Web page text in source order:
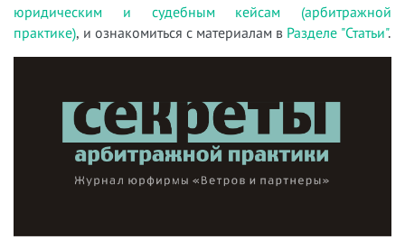
юридическим и судебным кейсам (арбитражной
практике), и ознакомиться с материалам в Разделе "Статьи".